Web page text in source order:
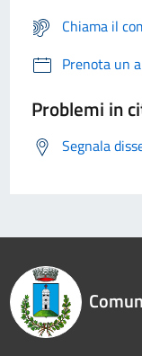
Chiama il
Prenota un
Problemi in
Segnala